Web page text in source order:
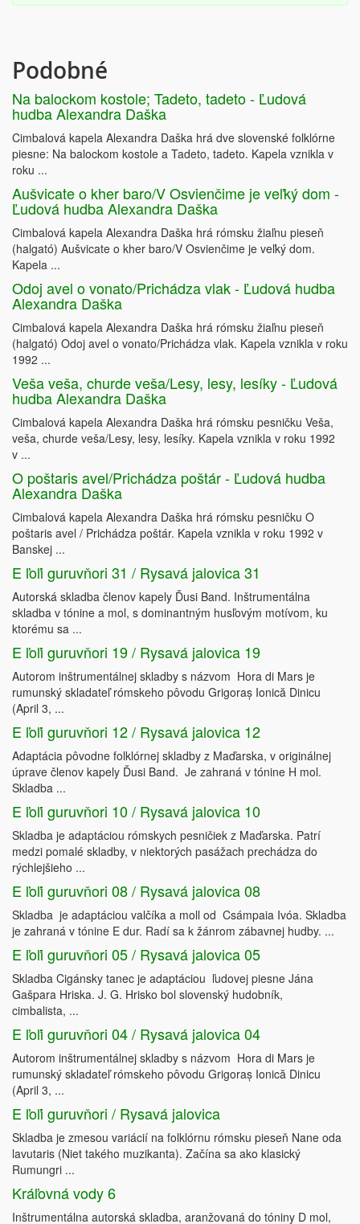
Podobné
Na balockom kostole; Tadeto, tadeto - Ľudová
hudba Alexandra Daška
Cimbalová kapela Alexandra Daška hrá dve slovenské folklórne
piesne: Na balockom kostole a Tadeto, tadeto. Kapela vznikla v
roku ...
Aušvicate o kher baro/V Osvienčime je veľký dom -
Ľudová hudba Alexandra Daška
Cimbalová kapela Alexandra Daška hrá rómsku žiaľnu pieseň
(halgató) Aušvicate o kher baro/V Osvienčime je veľký dom.
Kapela ...
Odoj avel o vonato/Prichádza vlak - Ľudová hudba
Alexandra Daška
Cimbalová kapela Alexandra Daška hrá rómsku žiaľnu pieseň
(halgató) Odoj avel o vonato/Prichádza vlak. Kapela vznikla v roku
1992 ...
Veša veša, churde veša/Lesy, lesy, lesíky - Ľudová
hudba Alexandra Daška
Cimbalová kapela Alexandra Daška hrá rómsku pesničku Veša,
veša, churde veša/Lesy, lesy, lesíky. Kapela vznikla v roku 1992
v ...
O poštaris avel/Prichádza poštár - Ľudová hudba
Alexandra Daška
Cimbalová kapela Alexandra Daška hrá rómsku pesničku O
poštaris avel / Prichádza poštár. Kapela vznikla v roku 1992 v
Banskej ...
E ľoľi guruvňori 31 / Rysavá jalovica 31
Autorská skladba členov kapely Ďusi Band. Inštrumentálna
skladba v tónine a mol, s dominantným husľovým motívom, ku
ktorému sa ...
E ľoľi guruvňori 19 / Rysavá jalovica 19
Autorom inštrumentálnej skladby s názvom Hora di Mars je
rumunský skladateľ rómskeho pôvodu Grigoraș Ionică Dinicu
(April 3, ...
E ľoľi guruvňori 12 / Rysavá jalovica 12
Adaptácia pôvodne folklórnej skladby z Maďarska, v originálnej
úprave členov kapely Ďusi Band. Je zahraná v tónine H mol.
Skladba ...
E ľoľi guruvňori 10 / Rysavá jalovica 10
Skladba je adaptáciou rómskych pesničiek z Maďarska. Patrí
medzi pomalé skladby, v niektorých pasážach prechádza do
rýchlejšieho ...
E ľoľi guruvňori 08 / Rysavá jalovica 08
Skladba je adaptáciou valčíka a moll od Csámpaia Ivóa. Skladba
je zahraná v tónine E dur. Radí sa k žánrom zábavnej hudby. ...
E ľoľi guruvňori 05 / Rysavá jalovica 05
Skladba Cigánsky tanec je adaptáciou ľudovej piesne Jána
Gašpara Hriska. J. G. Hrisko bol slovenský hudobník,
cimbalista, ...
E ľoľi guruvňori 04 / Rysavá jalovica 04
Autorom inštrumentálnej skladby s názvom Hora di Mars je
rumunský skladateľ rómskeho pôvodu Grigoraș Ionică Dinicu
(April 3, ...
E ľoľi guruvňori / Rysavá jalovica
Skladba je zmesou variácií na folklórnu rómsku pieseň Nane oda
lavutaris (Niet takého muzikanta). Začína sa ako klasický
Rumungri ...
Kráľovná vody 6
Inštrumentálna autorská skladba, aranžovaná do tóniny D mol,